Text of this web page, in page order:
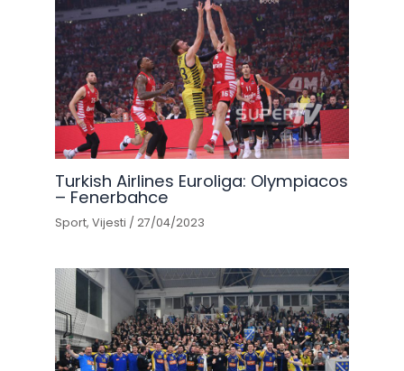
Turkish Airlines Euroliga: Olympiacos
– Fenerbahce
Sport,Vijesti /27/04/2023